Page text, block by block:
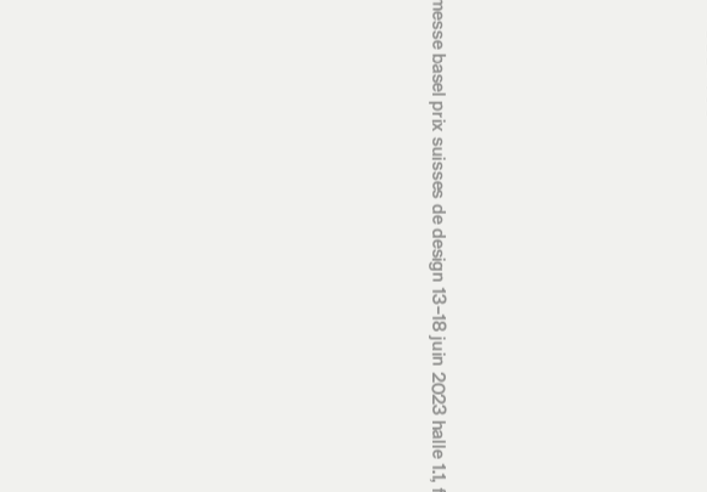
prix suisses de design 13‒18 juin 2023 halle 1.1, foire de bâle